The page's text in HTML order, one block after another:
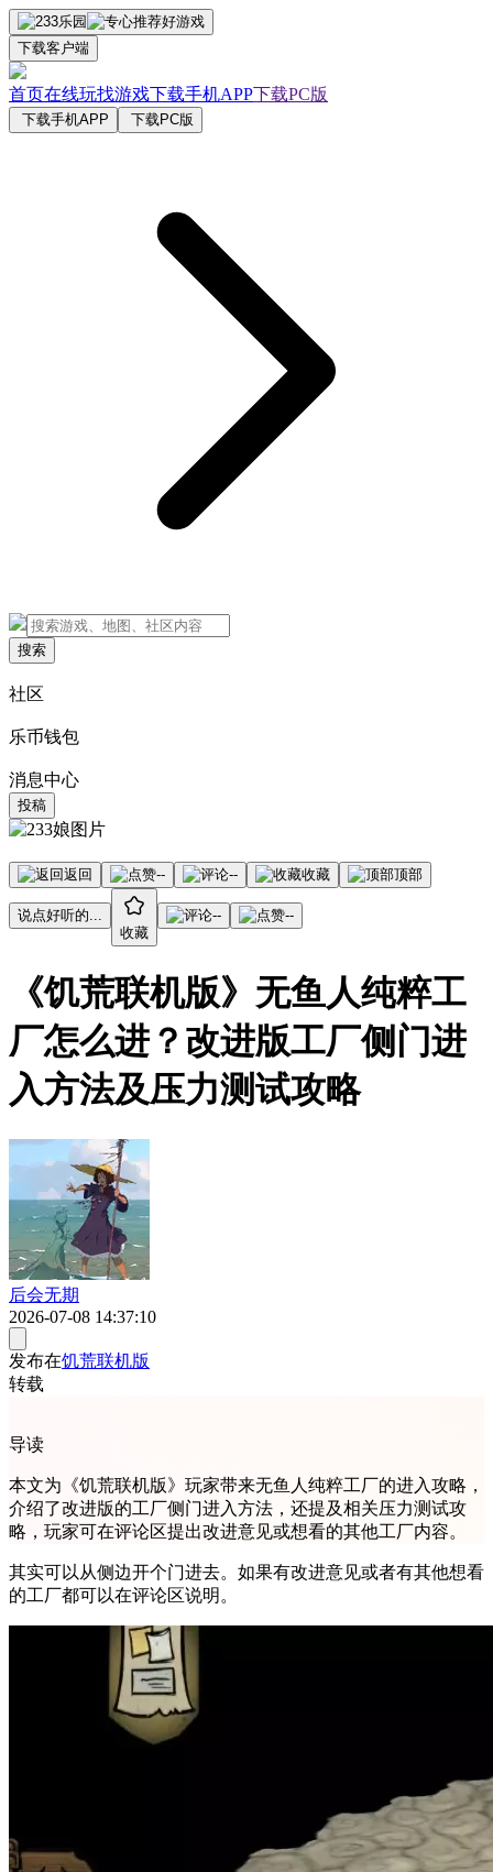
下载客户端
首页在线玩找游戏下载手机APP下载PC版
下载手机APP 下载PC版
搜索
社区
乐币钱包
消息中心
投稿
返回 -- -- 收藏 顶部
说点好听的...
收藏
-- --
《饥荒联机版》无鱼人纯粹工
厂怎么进？改进版工厂侧门进
入方法及压力测试攻略
后会无期
2026-07-08 14:37:10
发布在饥荒联机版
转载
导读
本文为《饥荒联机版》玩家带来无鱼人纯粹工厂的进入攻略，
介绍了改进版的工厂侧门进入方法，还提及相关压力测试攻
略，玩家可在评论区提出改进意见或想看的其他工厂内容。
其实可以从侧边开个门进去。如果有改进意见或者有其他想看
的工厂都可以在评论区说明。